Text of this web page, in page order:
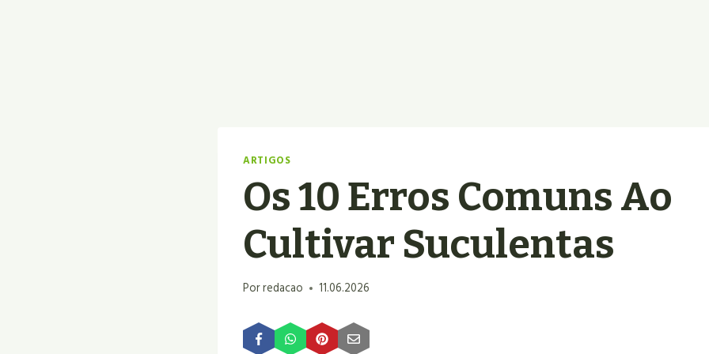
ARTIGOS
Os 10 Erros Comuns Ao
Cultivar Suculentas
Porredacao 11.06.2026